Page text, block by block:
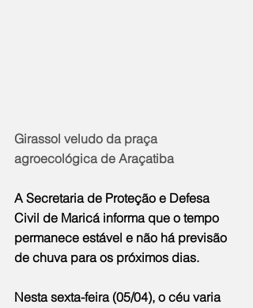
Girassol veludo da praça
agroecológica de Araçatiba
A Secretaria de Proteção e Defesa
Civil de Maricá informa que o tempo
permanece estável e não há previsão
de chuva para os próximos dias.
Nesta sexta-feira (05/04), o céu varia